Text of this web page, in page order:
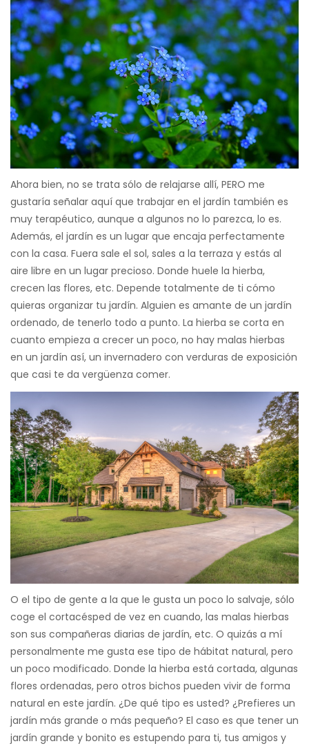
Ahora bien, no se trata sólo de relajarse allí, PERO me
gustaría señalar aquí que trabajar en el jardín también es
muy terapéutico, aunque a algunos no lo parezca, lo es.
Además, el jardín es un lugar que encaja perfectamente
con la casa. Fuera sale el sol, sales a la terraza y estás al
aire libre en un lugar precioso. Donde huele la hierba,
crecen las flores, etc. Depende totalmente de ti cómo
quieras organizar tu jardín. Alguien es amante de un jardín
ordenado, de tenerlo todo a punto. La hierba se corta en
cuanto empieza a crecer un poco, no hay malas hierbas
en un jardín así, un invernadero con verduras de exposición
que casi te da vergüenza comer.
O el tipo de gente a la que le gusta un poco lo salvaje, sólo
coge el cortacésped de vez en cuando, las malas hierbas
son sus compañeras diarias de jardín, etc. O quizás a mí
personalmente me gusta ese tipo de hábitat natural, pero
un poco modificado. Donde la hierba está cortada, algunas
flores ordenadas, pero otros bichos pueden vivir de forma
natural en este jardín. ¿De qué tipo es usted? ¿Prefieres un
jardín más grande o más pequeño? El caso es que tener un
jardín grande y bonito es estupendo para ti, tus amigos y